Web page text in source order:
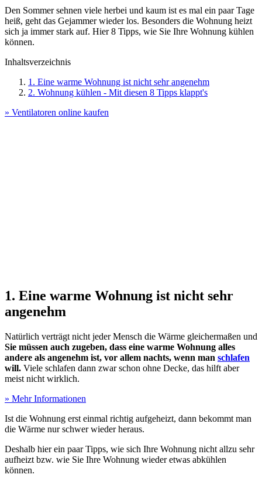
Den Sommer sehnen viele herbei und kaum ist es mal ein paar Tage
heiß, geht das Gejammer wieder los. Besonders die Wohnung heizt
sich ja immer stark auf. Hier 8 Tipps, wie Sie Ihre Wohnung kühlen
können.
Inhaltsverzeichnis
1. Eine warme Wohnung ist nicht sehr angenehm
2. Wohnung kühlen - Mit diesen 8 Tipps klappt's
» Ventilatoren online kaufen
1. Eine warme Wohnung ist nicht sehr
angenehm
Natürlich verträgt nicht jeder Mensch die Wärme gleichermaßen und
Sie müssen auch zugeben, dass eine warme Wohnung alles
andere als angenehm ist, vor allem nachts, wenn man schlafen
will. Viele schlafen dann zwar schon ohne Decke, das hilft aber
meist nicht wirklich.
» Mehr Informationen
Ist die Wohnung erst einmal richtig aufgeheizt, dann bekommt man
die Wärme nur schwer wieder heraus.
Deshalb hier ein paar Tipps, wie sich Ihre Wohnung nicht allzu sehr
aufheizt bzw. wie Sie Ihre Wohnung wieder etwas abkühlen
können.